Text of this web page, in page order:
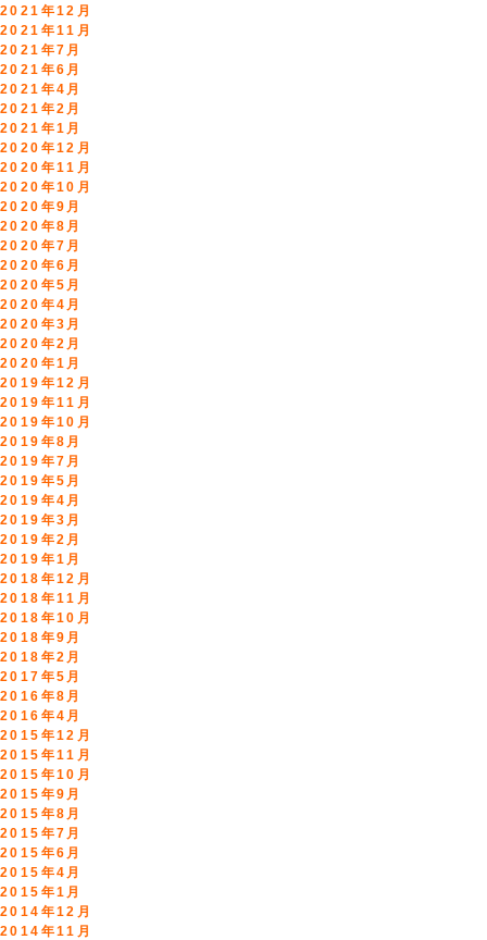
2021年12月
2021年11月
2021年7月
2021年6月
2021年4月
2021年2月
2021年1月
2020年12月
2020年11月
2020年10月
2020年9月
2020年8月
2020年7月
2020年6月
2020年5月
2020年4月
2020年3月
2020年2月
2020年1月
2019年12月
2019年11月
2019年10月
2019年8月
2019年7月
2019年5月
2019年4月
2019年3月
2019年2月
2019年1月
2018年12月
2018年11月
2018年10月
2018年9月
2018年2月
2017年5月
2016年8月
2016年4月
2015年12月
2015年11月
2015年10月
2015年9月
2015年8月
2015年7月
2015年6月
2015年4月
2015年1月
2014年12月
2014年11月